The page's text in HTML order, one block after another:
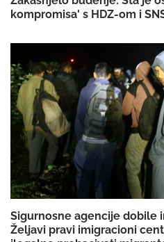
kompromisa' s HDZ-om i
Sigurnosne agencije dobile
Željavi pravi imigracioni